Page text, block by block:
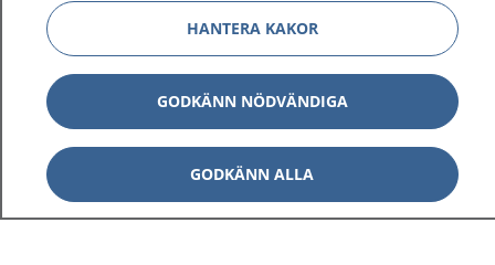
1177 på flera språk Visa
Om 1177 Visa
Kontakt Visa
HANTERA KAKOR
GODKÄNN NÖDVÄNDIGA
GODKÄNN ALLA